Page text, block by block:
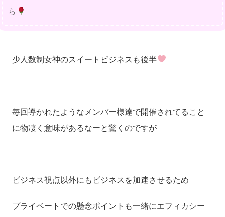
ら
少人数制女神のスイートビジネスも後半
毎回導かれたようなメンバー様達で開催されてること
に物凄く意味があるなーと驚くのですが
ビジネス視点以外にもビジネスを加速させるため
プライベートでの懸念ポイントも一緒にエフィカシー